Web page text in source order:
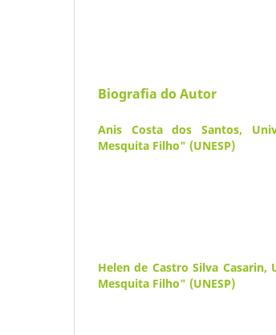
Biografia do Autor
Anis Costa dos Santos,
Mesquita Filho" (UNESP)
Helen de Castro Silva Casarin,
Mesquita Filho" (UNESP)